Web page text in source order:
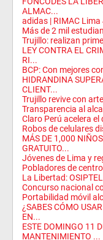
ALMAC...
adidas | RIMAC
Más de 2 mil
Trujillo: realizan
LEY CONTRA EL
RI...
BCP: Con mejores
HIDRANDINA
CLIENT...
Trujillo revive con
Transparencia al
Claro Perú acelera el
Robos de celulares
MÁS DE 1,000
GRATUITO...
Jóvenes de Lima y
Pobladores de
La Libertad:
Concurso nacional
Portabilidad móvil
¿SABES CÓMO
EN...
ESTE DOMINGO 11
MANTENIMIENTO ...